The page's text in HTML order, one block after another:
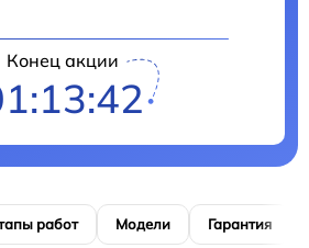
Конец акции
работ Модели Гарантия